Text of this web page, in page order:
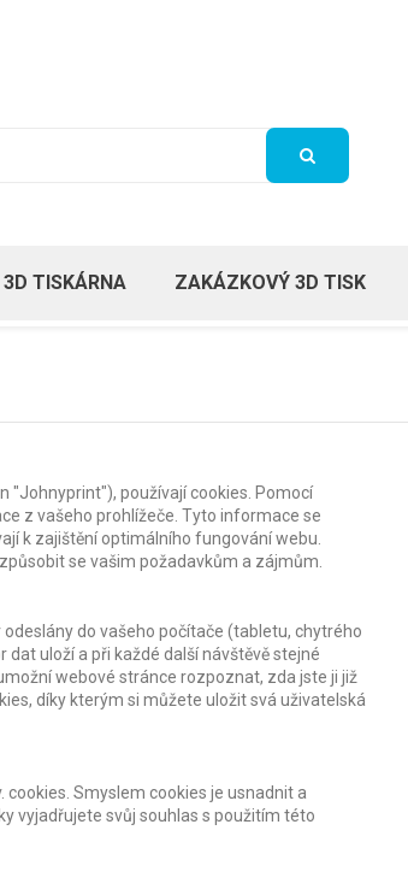
3D TISKÁRNA ZAKÁZKOVÝ 3D TISK
"Johnyprint"), používají cookies. Pomocí
z vašeho prohlížeče. Tyto informace se
k zajištění optimálního fungování webu.
se vašim požadavkům a zájmům.
do vašeho počítače (tabletu, chytrého
uloží a při každé další návštěvě stejné
webové stránce rozpoznat, zda jste ji již
díky kterým si můžete uložit svá uživatelská
Smyslem cookies je usnadnit a
vyjadřujete svůj souhlas s použitím této